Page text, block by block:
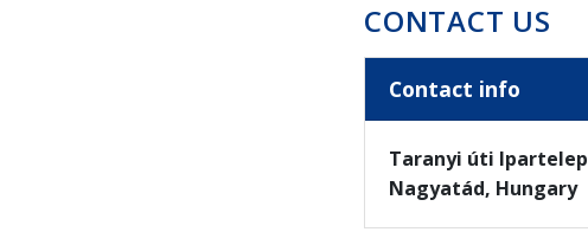
CONTACT US
Contact info
Taranyi úti Ipartelep
Nagyatád, Hungary